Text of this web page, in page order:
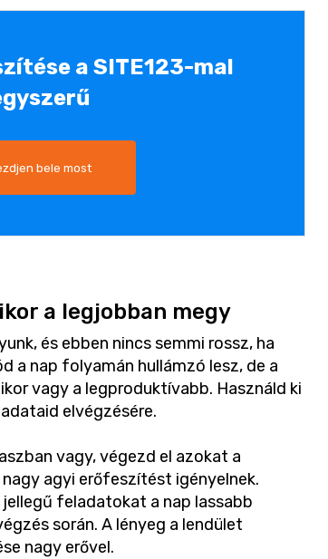
a SITE123-mal
bele most
a legjobban megy
és ebben nincs semmi rossz, ha
a nap folyamán hullámzó lesz, de a
vagy a legproduktívabb. Használd ki
elvégzésére.
vagy, végezd el azokat a
agyi erőfeszítést igényelnek.
feladatokat a nap lassabb
során. A lényeg a lendület
nagy erővel.